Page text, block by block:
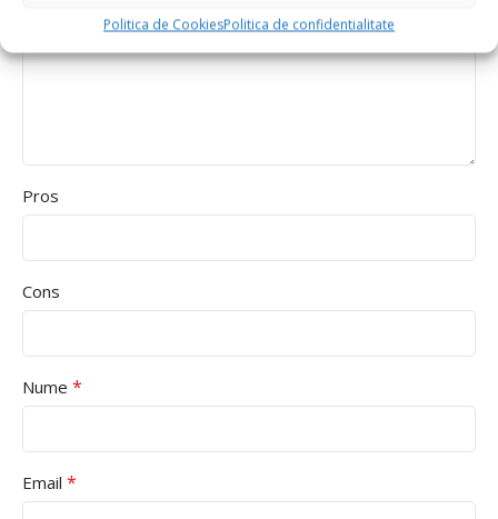
Politica de CookiesPolitica de confidentialitate
Pros
Cons
Nume *
Email *